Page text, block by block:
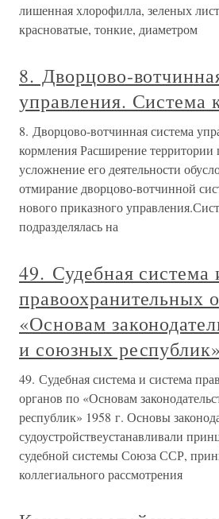
лишенная хлорофилла, зеленых
красноватые, тонкие, диаметром
8. Дворцово-
управления. Система
8. Дворцово-вотчинная система
кормления Расширение территории
усложнение его деятельности
отмирание дворцово-вотчинной
нового приказного
подразделялась на
49. Судебная система
правоохранительных
«Основам
и союзных
49. Судебная система и система
органов по «Основам
республик» 1958 г. Основы
судоустройствеустанавливали
судебной системы Союза ССР,
коллегиального рассмотрения